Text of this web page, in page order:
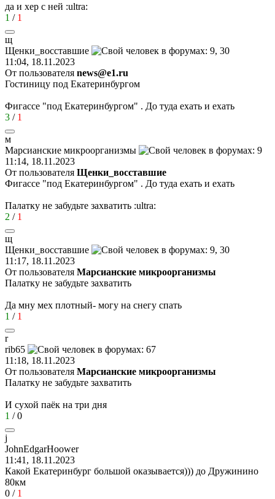
да и хер с ней :ultra:
1 / 1
щ
Щенки восставшие
11:04, 18.11.2023
От пользователя news@e1.ru
Гостиницу под Екатеринбургом
Фигассе "под Екатеринбургом" . До туда ехать и ехать
3 / 1
м
Марсианские микроорганизмы
11:14, 18.11.2023
От пользователя Щенки_восставшие
Фигассе "под Екатеринбургом" . До туда ехать и ехать
Палатку не забудьте захватить :ultra:
2 / 1
щ
Щенки восставшие
11:17, 18.11.2023
От пользователя Марсианские микроорганизмы
Палатку не забудьте захватить
Да мну мех плотный- могу на снегу спать
1 / 1
r
rib65
11:18, 18.11.2023
От пользователя Марсианские микроорганизмы
Палатку не забудьте захватить
И сухой паёк на три дня
1 /0
j
JohnEdgarHoower
11:41, 18.11.2023
Какой Екатеринбург большой оказывается))) до Дружинино
80км
0 / 1